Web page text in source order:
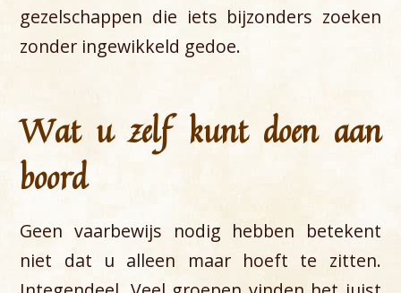
gezelschappen die iets bijzonders zoeken
zonder ingewikkeld gedoe.
Wat u zelf kunt doen aan
boord
Geen vaarbewijs nodig hebben betekent
niet dat u alleen maar hoeft te zitten.